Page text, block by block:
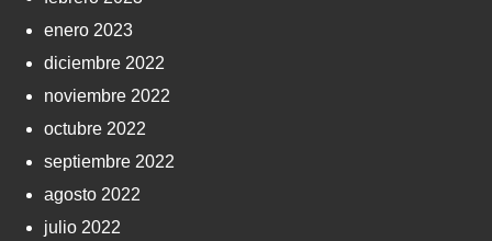
enero 2023
diciembre 2022
noviembre 2022
octubre 2022
septiembre 2022
agosto 2022
julio 2022